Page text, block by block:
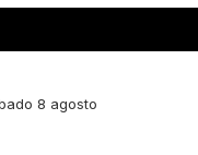
8 agosto